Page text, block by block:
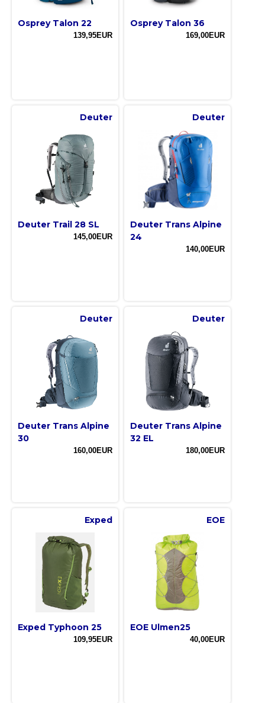
Osprey Talon 22
139,95EUR
Osprey Talon 36
169,00EUR
Deuter
Deuter Trail 28 SL
145,00EUR
Deuter
Deuter Trans Alpine
24
140,00EUR
Deuter
Deuter Trans Alpine
30
160,00EUR
Deuter
Deuter Trans Alpine
32 EL
180,00EUR
Exped
Exped Typhoon 25
109,95EUR
EOE
EOE Ulmen25
40,00EUR